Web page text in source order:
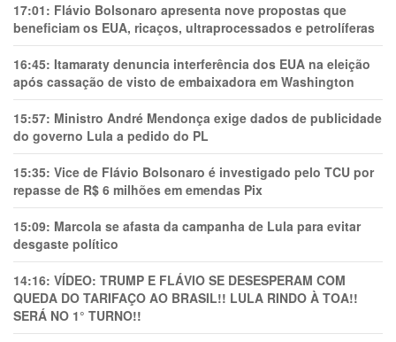
17:01: Flávio Bolsonaro apresenta nove propostas que
beneficiam os EUA, ricaços, ultraprocessados e petrolíferas
16:45: Itamaraty denuncia interferência dos EUA na eleição
após cassação de visto de embaixadora em Washington
15:57: Ministro André Mendonça exige dados de publicidade
do governo Lula a pedido do PL
15:35: Vice de Flávio Bolsonaro é investigado pelo TCU por
repasse de R$ 6 milhões em emendas Pix
15:09: Marcola se afasta da campanha de Lula para evitar
desgaste político
14:16: VÍDEO: TRUMP E FLÁVIO SE DESESPERAM COM
QUEDA DO TARIFAÇO AO BRASIL!! LULA RINDO À TOA!!
SERÁ NO 1° TURNO!!